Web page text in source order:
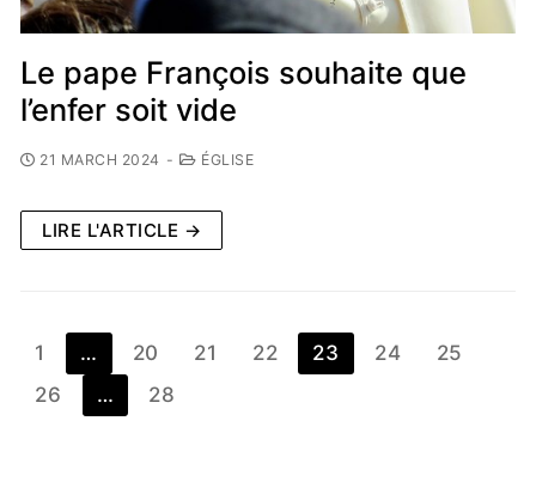
Le pape François souhaite que
l’enfer soit vide
21 MARCH 2024 - ÉGLISE
LIRE L'ARTICLE →
1 … 20 21 22 23 24
25
26
… 28